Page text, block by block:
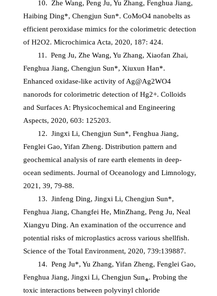
10. Zhe Wang, Peng Ju, Yu Zhang, Fenghua Jiang,
Haibing Ding*, Chengjun Sun*. CoMoO4 nanobelts as
efficient peroxidase mimics for the colorimetric detection
of H2O2. Microchimica Acta, 2020, 187: 424.
11. Peng Ju, Zhe Wang, Yu Zhang, Xiaofan Zhai,
Fenghua Jiang, Chengjun Sun*, Xiuxun Han*.
Enhanced oxidase-like activity of Ag@Ag2WO4
nanorods for colorimetric detection of Hg2+. Colloids
and Surfaces A: Physicochemical and Engineering
Aspects, 2020, 603: 125203.
12. Jingxi Li, Chengjun Sun*, Fenghua Jiang,
Fenglei Gao, Yifan Zheng. Distribution pattern and
geochemical analysis of rare earth elements in deep-
ocean sediments. Journal of Oceanology and Limnology,
2021, 39, 79-88.
13. Jinfeng Ding, Jingxi Li, Chengjun Sun*,
Fenghua Jiang, Changfei He, MinZhang, Peng Ju, Neal
Xiangyu Ding. An examination of the occurrence and
potential risks of microplastics across various shellfish.
Science of the Total Environment, 2020, 739:139887.
14. Peng Ju*, Yu Zhang, Yifan Zheng, Fenglei Gao,
Fenghua Jiang, Jingxi Li, Chengjun Sun⁎. Probing the
toxic interactions between polyvinyl chloride